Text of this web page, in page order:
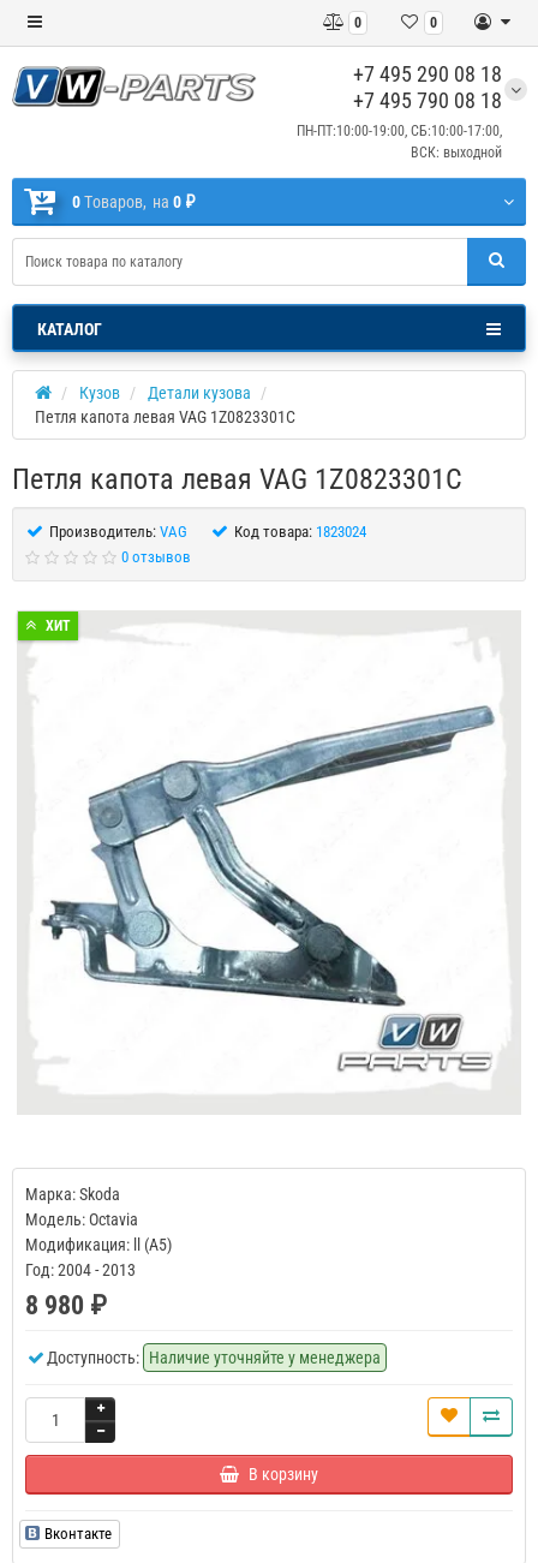
0
0
+7 495 290 08 18
+7 495 790 08 18
ПН-ПТ:10:00-19:00, СБ:10:00-17:00,
ВСК: выходной
0Tоваров, на 0 ₽
КАТАЛОГ
Кузов
Детали кузова
Петля капота левая VAG 1Z0823301C
Петля капота левая VAG 1Z0823301C
Производитель: VAG Код товара: 1823024
0 отзывов
ХИТ
Марка: Skoda
Модель: Octavia
Модификация: ll (A5)
Год: 2004 - 2013
8 980 ₽
Доступность: Наличие уточняйте у менеджера
В корзину
Вконтакте